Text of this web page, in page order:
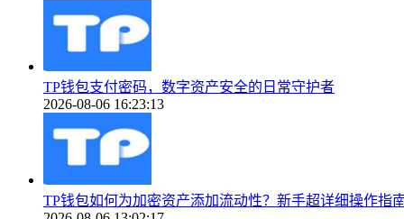
TP钱包支付密码，数字资产安全的日常守护者
2026-08-06 16:23:13
TP钱包如何为加密资产添加流动性？新手超详细操作指